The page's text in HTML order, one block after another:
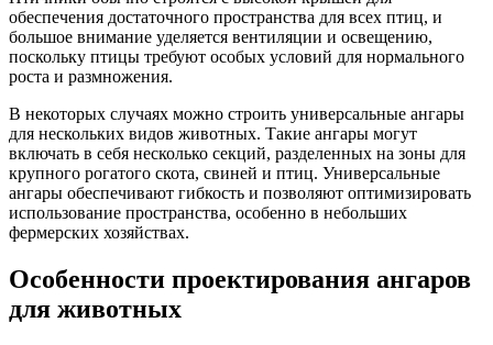
обеспечения достаточного пространства для всех птиц, и
большое внимание уделяется вентиляции и освещению,
поскольку птицы требуют особых условий для нормального
роста и размножения.
В некоторых случаях можно строить универсальные ангары
для нескольких видов животных. Такие ангары могут
включать в себя несколько секций, разделенных на зоны для
крупного рогатого скота, свиней и птиц. Универсальные
ангары обеспечивают гибкость и позволяют оптимизировать
использование пространства, особенно в небольших
фермерских хозяйствах.
Особенности проектирования ангаров
для животных